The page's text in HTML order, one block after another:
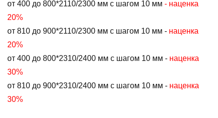
от 400 до 800*2110/2300 мм с шагом 10 мм - наценка
20%
от 810 до 900*2110/2300 мм с шагом 10 мм - наценка
20%
от 400 до 800*2310/2400 мм с шагом 10 мм - наценка
30%
от 810 до 900*2310/2400 мм с шагом 10 мм - наценка
30%